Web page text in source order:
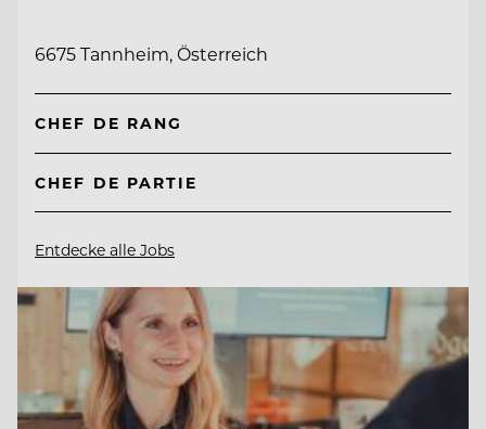
6675 Tannheim, Österreich
CHEF DE RANG
CHEF DE PARTIE
Entdecke alle Jobs